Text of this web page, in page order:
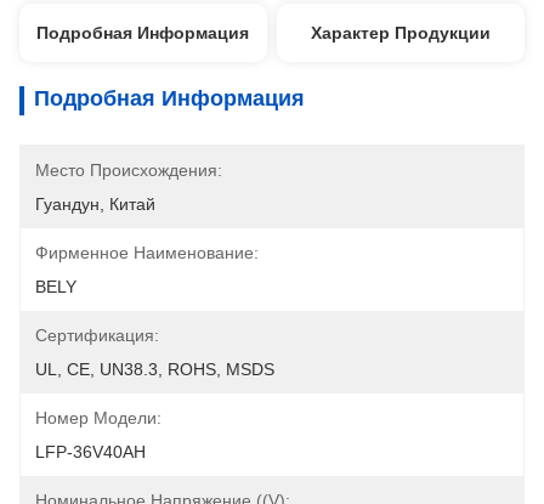
Подробная Информация Характер Продукции
Подробная Информация
Место Происхождения:
Гуандун, Китай
Фирменное Наименование:
BELY
Сертификация:
UL, CE, UN38.3, ROHS, MSDS
Номер Модели:
LFP-36V40AH